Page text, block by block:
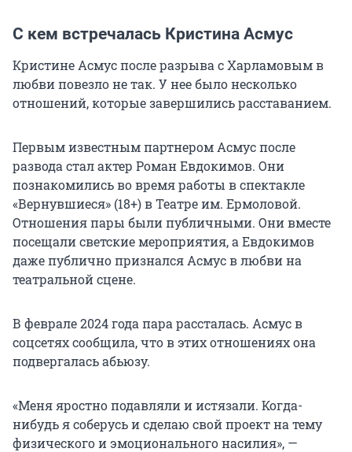
С кем встречалась Кристина Асмус
Кристине Асмус после разрыва с Харламовым в
любви повезло не так. У нее было несколько
отношений, которые завершились расставанием.
Первым известным партнером Асмус после
развода стал актер Роман Евдокимов. Они
познакомились во время работы в спектакле
«Вернувшиеся» (18+) в Театре им. Ермоловой.
Отношения пары были публичными. Они вместе
посещали светские мероприятия, а Евдокимов
даже публично признался Асмус в любви на
театральной сцене.
В феврале 2024 года пара рассталась. Асмус в
соцсетях сообщила, что в этих отношениях она
подвергалась абьюзу.
«Меня яростно подавляли и истязали. Когда-
нибудь я соберусь и сделаю свой проект на тему
физического и эмоционального насилия», —